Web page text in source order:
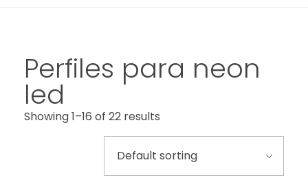
Perfiles para neon
led
Showing 1–16 of 22 results